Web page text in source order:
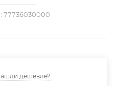
77736030000
дешевле?